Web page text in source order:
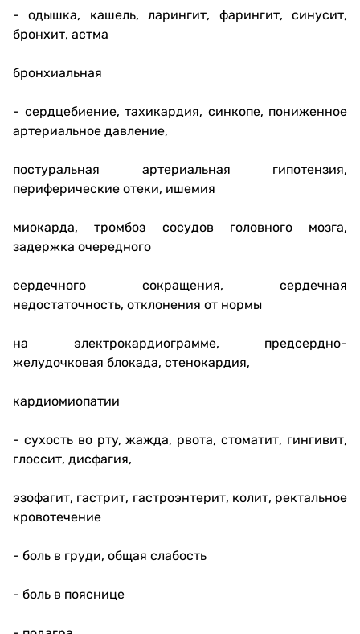
- одышка, кашель, ларингит, фарингит, синусит,
бронхит, астма
бронхиальная
- сердцебиение, тахикардия, синкопе, пониженное
артериальное давление,
постуральная артериальная гипотензия,
периферические отеки, ишемия
миокарда, тромбоз сосудов головного мозга,
задержка очередного
сердечного сокращения, сердечная
недостаточность, отклонения от нормы
на электрокардиограмме, предсердно-
желудочковая блокада, стенокардия,
кардиомиопатии
- сухость во рту, жажда, рвота, стоматит, гингивит,
глоссит, дисфагия,
эзофагит, гастрит, гастроэнтерит, колит, ректальное
кровотечение
- боль в груди, общая слабость
- боль в пояснице